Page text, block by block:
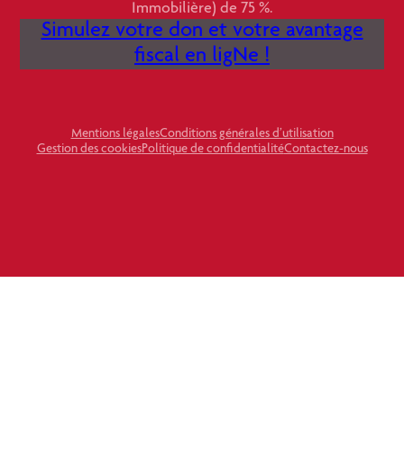
Immobilière) de 75 %.
Simulez votre don et votre avantage
fiscal en ligNe !
Mentions légalesConditions générales d’utilisation
Gestion des cookiesPolitique de confidentialitéContactez-nous